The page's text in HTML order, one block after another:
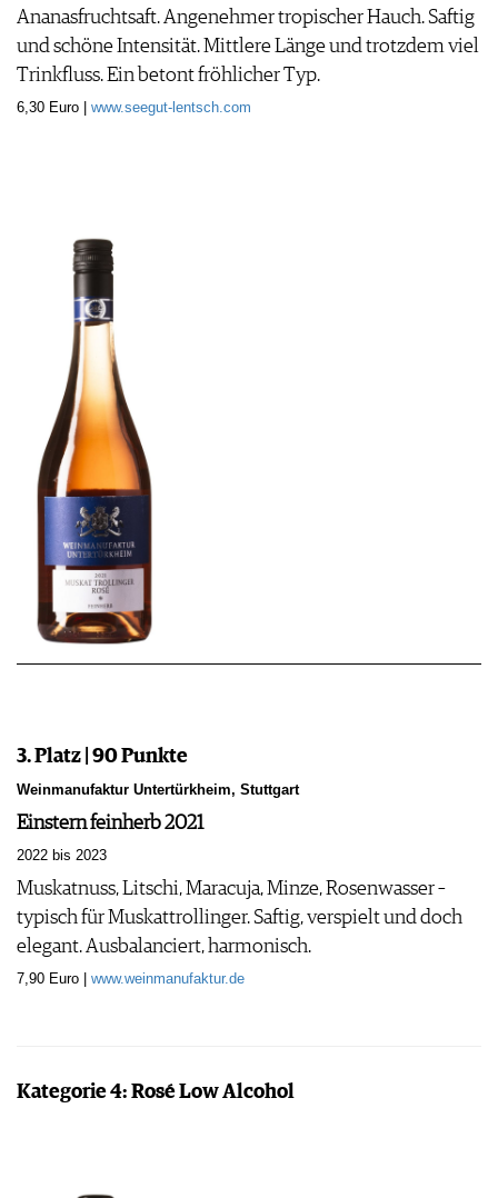
Ananasfruchtsaft. Angenehmer tropischer Hauch. Saftig
und schöne Intensität. Mittlere Länge und trotzdem viel
Trinkfluss. Ein betont fröhlicher Typ.
6,30 Euro | www.seegut-lentsch.com
3. Platz | 90 Punkte
Weinmanufaktur Untertürkheim, Stuttgart
Einstern feinherb 2021
2022 bis 2023
Muskatnuss, Litschi, Maracuja, Minze, Rosenwasser –
typisch für Muskattrollinger. Saftig, verspielt und doch
elegant. Ausbalanciert, harmonisch.
7,90 Euro | www.weinmanufaktur.de
Kategorie 4: Rosé Low Alcohol